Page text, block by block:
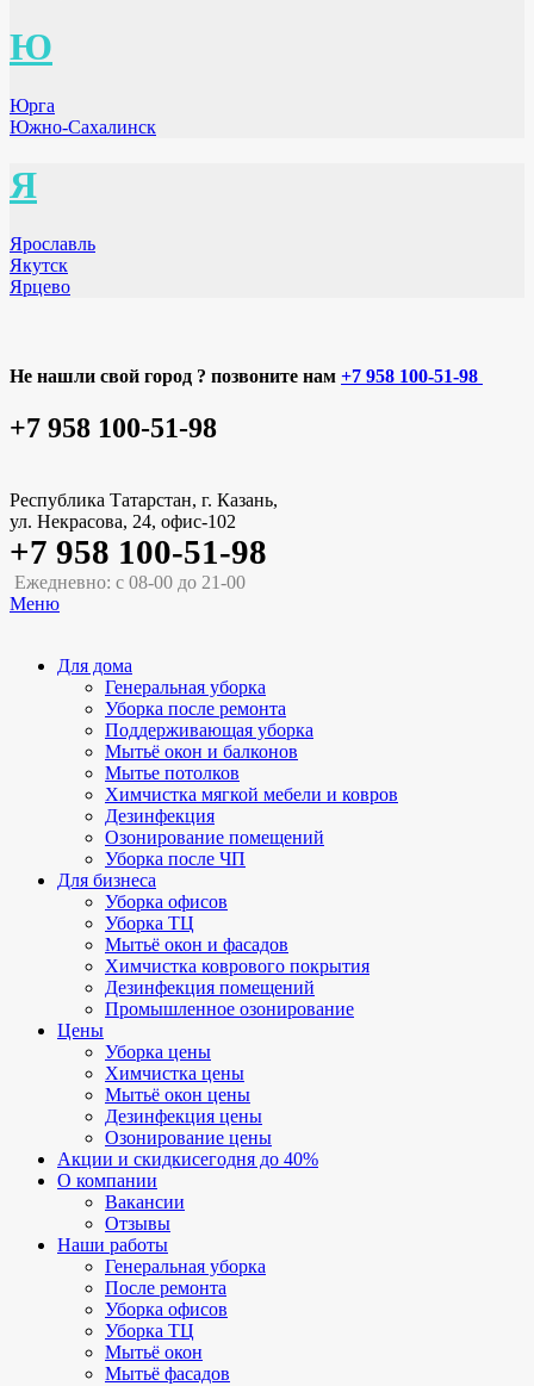
Ю
Юрга
Южно-Сахалинск
Я
Ярославль
Якутск
Ярцево
Не нашли свой город ? позвоните нам +7 958 100-51-98
+7 958 100-51-98
Республика Татарстан, г. Казань,
ул. Некрасова, 24, офис-102
+7 958 100-51-98
Ежедневно: с 08-00 до 21-00
Меню
Для дома
Генеральная уборка
Уборка после ремонта
Поддерживающая уборка
Мытьё окон и балконов
Мытье потолков
Химчистка мягкой мебели и ковров
Дезинфекция
Озонирование помещений
Уборка после ЧП
Для бизнеса
Уборка офисов
Уборка ТЦ
Мытьё окон и фасадов
Химчистка коврового покрытия
Дезинфекция помещений
Промышленное озонирование
Цены
Уборка цены
Химчистка цены
Мытьё окон цены
Дезинфекция цены
Озонирование цены
Акции и скидкисегодня до 40%
О компании
Вакансии
Отзывы
Наши работы
Генеральная уборка
После ремонта
Уборка офисов
Уборка ТЦ
Мытьё окон
Мытьё фасадов